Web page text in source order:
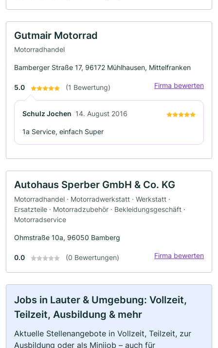
Gutmair Motorrad
Motorradhandel
Bamberger Straße 17, 96172 Mühlhausen, Mittelfranken
5.0 (1 Bewertung) Firma bewerten
Schulz Jochen 14. August 2016
1a Service, einfach Super
Autohaus Sperber GmbH & Co. KG
Motorradhandel · Motorradwerkstatt · Werkstatt ·
Ersatzteile · Motorradzubehör · Bekleidungsgeschäft ·
Motorradservice
Ohmstraße 10a, 96050 Bamberg
0.0 (0 Bewertungen) Firma bewerten
Jobs in Lauter & Umgebung: Vollzeit,
Teilzeit, Ausbildung & mehr
Aktuelle Stellenangebote in Vollzeit, Teilzeit, zur
Ausbildung oder als Minijob – auch für